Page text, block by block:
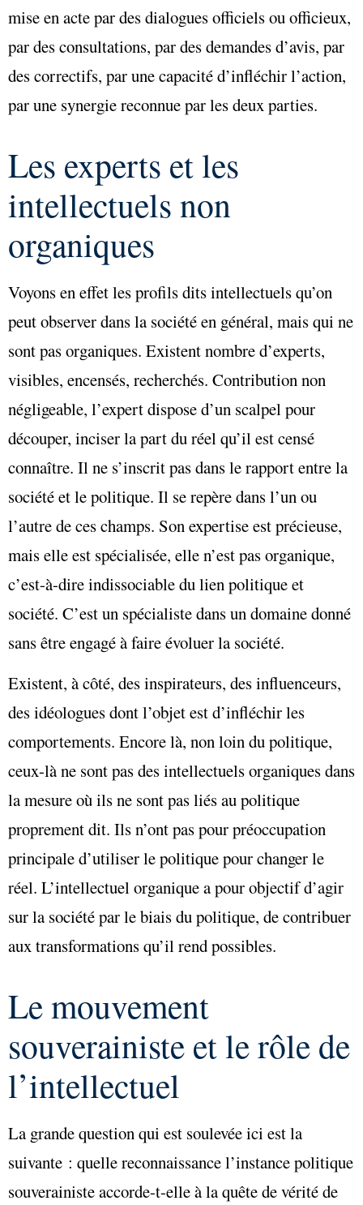
mise en acte par des dialogues officiels ou officieux,
par des consultations, par des demandes d’avis, par
des correctifs, par une capacité d’infléchir l’action,
par une synergie reconnue par les deux parties.
Les experts et les
intellectuels non
organiques
Voyons en effet les profils dits intellectuels qu’on
peut observer dans la société en général, mais qui ne
sont pas organiques. Existent nombre d’experts,
visibles, encensés, recherchés. Contribution non
négligeable, l’expert dispose d’un scalpel pour
découper, inciser la part du réel qu’il est censé
connaître. Il ne s’inscrit pas dans le rapport entre la
société et le politique. Il se repère dans l’un ou
l’autre de ces champs. Son expertise est précieuse,
mais elle est spécialisée, elle n’est pas organique,
c’est-à-dire indissociable du lien politique et
société. C’est un spécialiste dans un domaine donné
sans être engagé à faire évoluer la société.
Existent, à côté, des inspirateurs, des influenceurs,
des idéologues dont l’objet est d’infléchir les
comportements. Encore là, non loin du politique,
ceux-là ne sont pas des intellectuels organiques dans
la mesure où ils ne sont pas liés au politique
proprement dit. Ils n’ont pas pour préoccupation
principale d’utiliser le politique pour changer le
réel. L’intellectuel organique a pour objectif d’agir
sur la société par le biais du politique, de contribuer
aux transformations qu’il rend possibles.
Le mouvement
souverainiste et le rôle de
l’intellectuel
La grande question qui est soulevée ici est la
suivante : quelle reconnaissance l’instance politique
souverainiste accorde-t-elle à la quête de vérité de